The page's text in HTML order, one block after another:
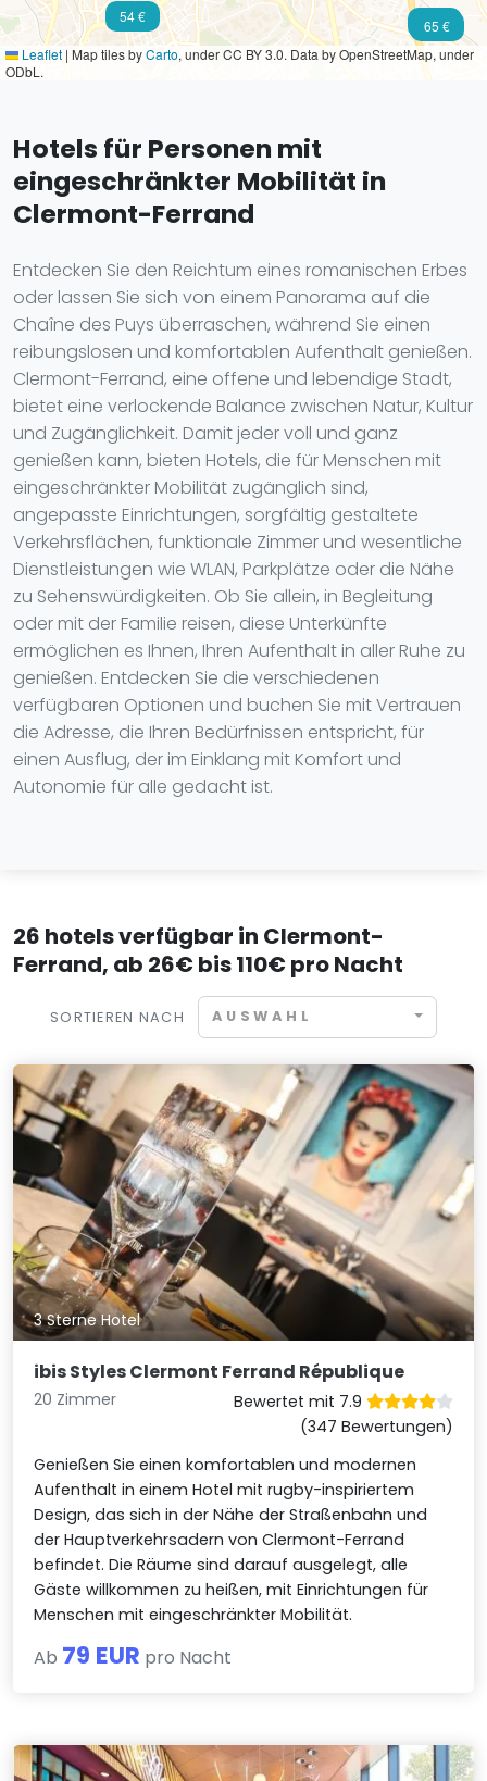
50 €
65 €
54 €
Leaflet | Map tiles byCarto, under CC BY 3.0. Data by OpenStreetMap, under
ODbL.
Hotels für Personen mit
eingeschränkter Mobilität in
Clermont-Ferrand
Entdecken Sie den Reichtum eines romanischen Erbes
oder lassen Sie sich von einem Panorama auf die
Chaîne des Puys überraschen, während Sie einen
reibungslosen und komfortablen Aufenthalt genießen.
Clermont-Ferrand, eine offene und lebendige Stadt,
bietet eine verlockende Balance zwischen Natur, Kultur
und Zugänglichkeit. Damit jeder voll und ganz
genießen kann, bieten Hotels, die für Menschen mit
eingeschränkter Mobilität zugänglich sind,
angepasste Einrichtungen, sorgfältig gestaltete
Verkehrsflächen, funktionale Zimmer und wesentliche
Dienstleistungen wie WLAN, Parkplätze oder die Nähe
zu Sehenswürdigkeiten. Ob Sie allein, in Begleitung
oder mit der Familie reisen, diese Unterkünfte
ermöglichen es Ihnen, Ihren Aufenthalt in aller Ruhe zu
genießen. Entdecken Sie die verschiedenen
verfügbaren Optionen und buchen Sie mit Vertrauen
die Adresse, die Ihren Bedürfnissen entspricht, für
einen Ausflug, der im Einklang mit Komfort und
Autonomie für alle gedacht ist.
26 hotels verfügbar in Clermont-
Ferrand, ab 26€ bis 110€ pro Nacht
SORTIEREN NACH AUSWAHL
3 Sterne Hotel
ibis Styles Clermont Ferrand République
20 Zimmer
Bewertet mit 7.9
(347 Bewertungen)
Genießen Sie einen komfortablen und modernen
Aufenthalt in einem Hotel mit rugby-inspiriertem
Design, das sich in der Nähe der Straßenbahn und
der Hauptverkehrsadern von Clermont-Ferrand
befindet. Die Räume sind darauf ausgelegt, alle
Gäste willkommen zu heißen, mit Einrichtungen für
Menschen mit eingeschränkter Mobilität.
Ab 79 EUR pro Nacht